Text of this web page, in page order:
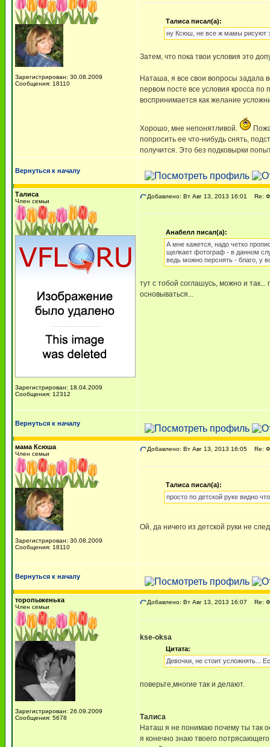
Зарегистрирован: 30.08.2009
Сообщения: 18110
Талиса писал(а):
ну Ксюш, не все ж мамы рисуют
Затем, что пока твои условия это
Наташа, я все свои вопросы задала
первом посте все условия кросса по
воспринимается как желание
Хорошо, мне непонятливой.
попросить ее что-нибудь снять,
получится. Это без подковырки
Вернуться к началу
Талиса
Член семьи
Зарегистрирован: 18.04.2009
Сообщения: 12312
Добавлено: Вт Авг 13, 2013 16:01 Re:
Анабелл писал(а):
А мне кажется, надо четко
щелкает фотограф - в данном
ведь можно перснять - благо, у
тут с тобой соглашусь, можно и
основываться...
Вернуться к началу
мама Ксюша
Член семьи
Зарегистрирован: 30.08.2009
Сообщения: 18110
Добавлено: Вт Авг 13, 2013 16:05 Re:
Талиса писал(а):
просто по детской руке видно
Ой, да ничего из детской руки не
Вернуться к началу
торопыженька
Член семьи
Зарегистрирован: 26.09.2009
Сообщения: 5678
Добавлено: Вт Авг 13, 2013 16:07 Re:
kse-oksa
Цитата:
Девочки, не стоит усложнять...
поверьте,многие так и делают.
Талиса
Наташ я не понимаю почему ты так
я конечно знаю твоего